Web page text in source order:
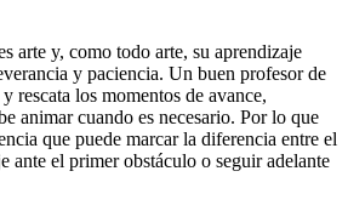
arte y, como todo arte, su aprendizaje
y paciencia. Un buen profesor de
rescata los momentos de avance,
animar cuando es necesario. Por lo que
que puede marcar la diferencia entre el
ante el primer obstáculo o seguir adelante